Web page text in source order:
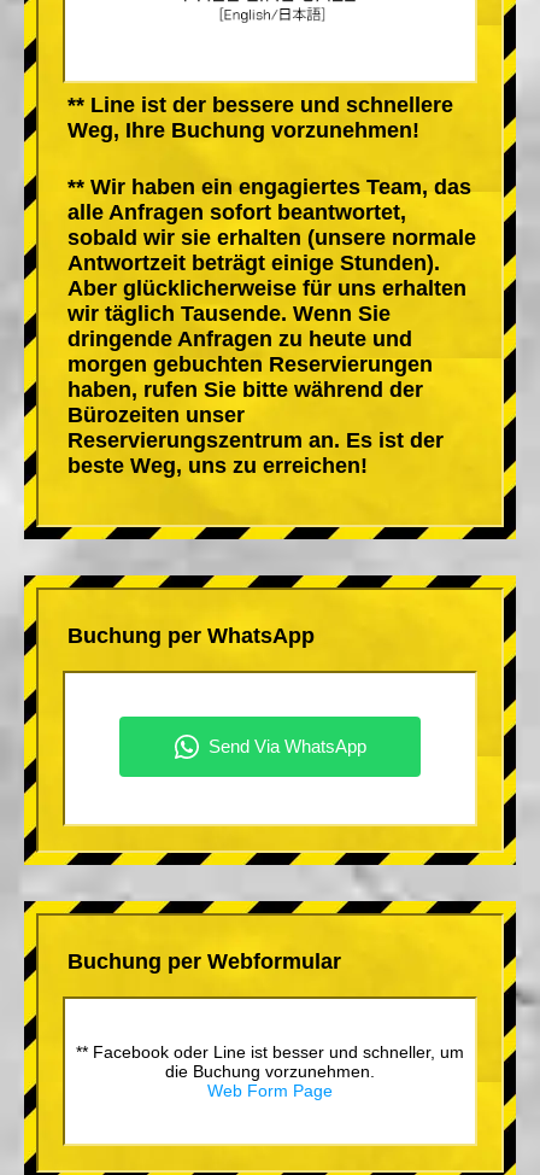
** Line ist der bessere und schnellere
Weg, Ihre Buchung vorzunehmen!
** Wir haben ein engagiertes Team, das
alle Anfragen sofort beantwortet,
sobald wir sie erhalten (unsere normale
Antwortzeit beträgt einige Stunden).
Aber glücklicherweise für uns erhalten
wir täglich Tausende. Wenn Sie
dringende Anfragen zu heute und
morgen gebuchten Reservierungen
haben, rufen Sie bitte während der
Bürozeiten unser
Reservierungszentrum an. Es ist der
beste Weg, uns zu erreichen!
Buchung per WhatsApp
Buchung per Webformular
** Facebook oder Line ist besser und schneller, um
die Buchung vorzunehmen.
Web Form Page